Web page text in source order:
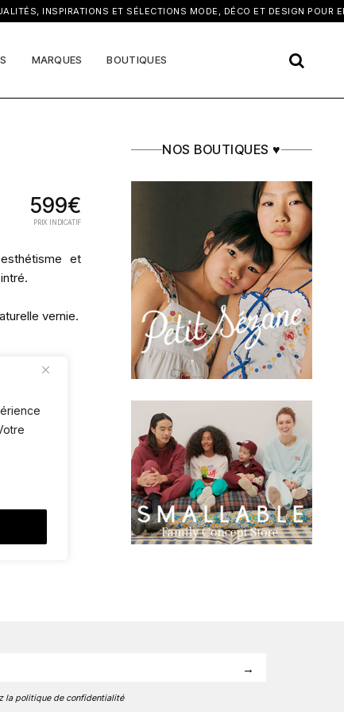
INSPIRATIONS ET SÉLECTIONS MODE, DÉCO ET DESIGN POUR ×
MARQUES BOUTIQUES
599€
PRIX INDICATIF
et
vernie.
NOS BOUTIQUES ♥
la politique de confidentialité